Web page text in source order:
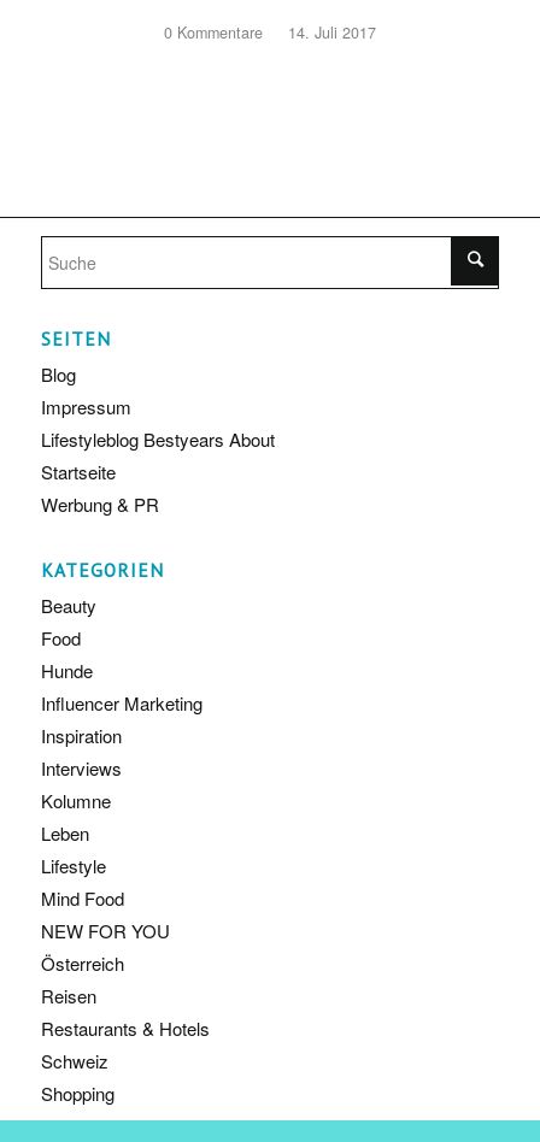
0 Kommentare
/ 14. Juli 2017
SEITEN
Blog
Impressum
Lifestyleblog Bestyears About
Startseite
Werbung & PR
KATEGORIEN
Beauty
Food
Hunde
Influencer Marketing
Inspiration
Interviews
Kolumne
Leben
Lifestyle
Mind Food
NEW FOR YOU
Österreich
Reisen
Restaurants & Hotels
Schweiz
Shopping